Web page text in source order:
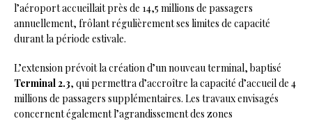
l’aéroport accueillait près de 14,5 millions de passagers
annuellement, frôlant régulièrement ses limites de capacité
durant la période estivale.
L’extension prévoit la création d’un nouveau terminal, baptisé
Terminal 2.3, qui permettra d’accroître la capacité d’accueil de 4
millions de passagers supplémentaires. Les travaux envisagés
concernent également l’agrandissement des zones